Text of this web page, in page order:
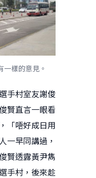
樣的意見。
手村室友謝俊
賢直言一眼看
「唔好成日用
一早同講過，
賢透露黃尹雋
手村，後來趁